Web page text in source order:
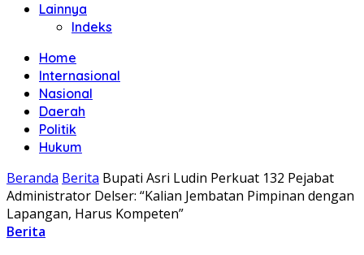
Lainnya
Indeks
Home
Internasional
Nasional
Daerah
Politik
Hukum
Beranda Berita Bupati Asri Ludin Perkuat 132 Pejabat
Administrator Delser: “Kalian Jembatan Pimpinan dengan
Lapangan, Harus Kompeten”
Berita